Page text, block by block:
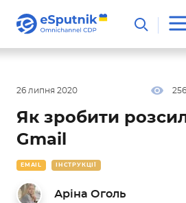
26 липня 2020
EMAIL ІНСТРУКЦІЇ
Як зробити
Gmail
Аріна Оголь